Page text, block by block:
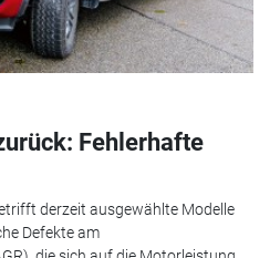
Fehlerhafte
derzeit ausgewählte Modelle
Defekte am